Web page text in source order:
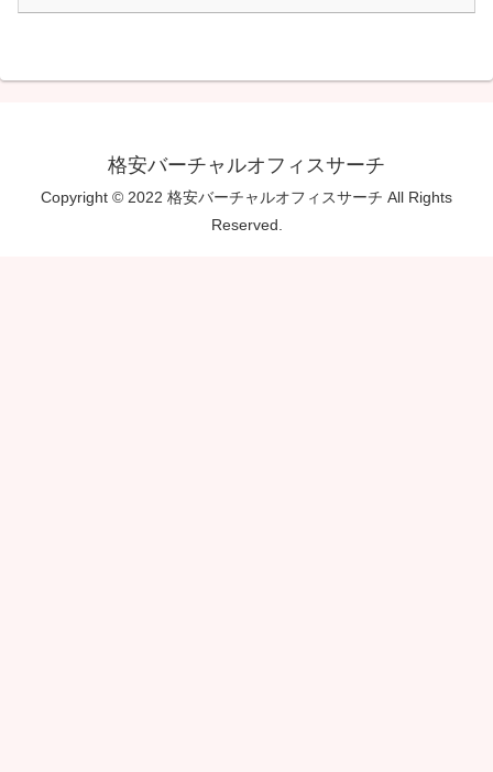
格安バーチャルオフィスサーチ
Copyright © 2022 格安バーチャルオフィスサーチ All Rights
Reserved.